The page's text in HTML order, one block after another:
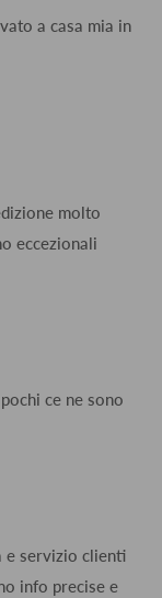
a casa mia in
molto
eccezionali
ce ne sono
e servizio clienti
info precise e